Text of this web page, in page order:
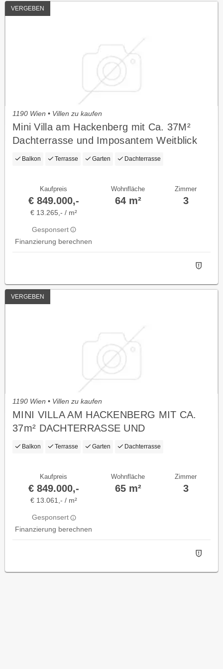
VERGEBEN
1190 Wien • Villen zu kaufen
Mini Villa am Hackenberg mit Ca. 37M²
Dachterrasse und Imposantem Weitblick
auf die City - Eigengrund im Kleingarten -
Balkon Terrasse Garten Dachterrasse
Kaufpreis
€ 849.000,-
€ 13.265,- / m²
Gesponsert
Finanzierung berechnen
Wohnfläche
64 m²
Zimmer
3
VERGEBEN
1190 Wien • Villen zu kaufen
MINI VILLA AM HACKENBERG MIT CA.
37m² DACHTERRASSE UND
IMPOSANTEM WEITBLICK AUF DIE CITY
Balkon Terrasse Garten Dachterrasse
Kaufpreis
€ 849.000,-
€ 13.061,- / m²
Gesponsert
Finanzierung berechnen
Wohnfläche
65 m²
Zimmer
3